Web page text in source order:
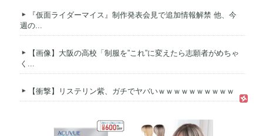
『仮面ライダーマイス』制作発表会見で追加情報解禁 他、今
週の...
【画像】大阪の高校「制服を”これ”に変えたら志願者がめちゃ
く...
【衝撃】リステリン紫、ガチでヤバいｗｗｗｗｗｗｗｗｗｗ